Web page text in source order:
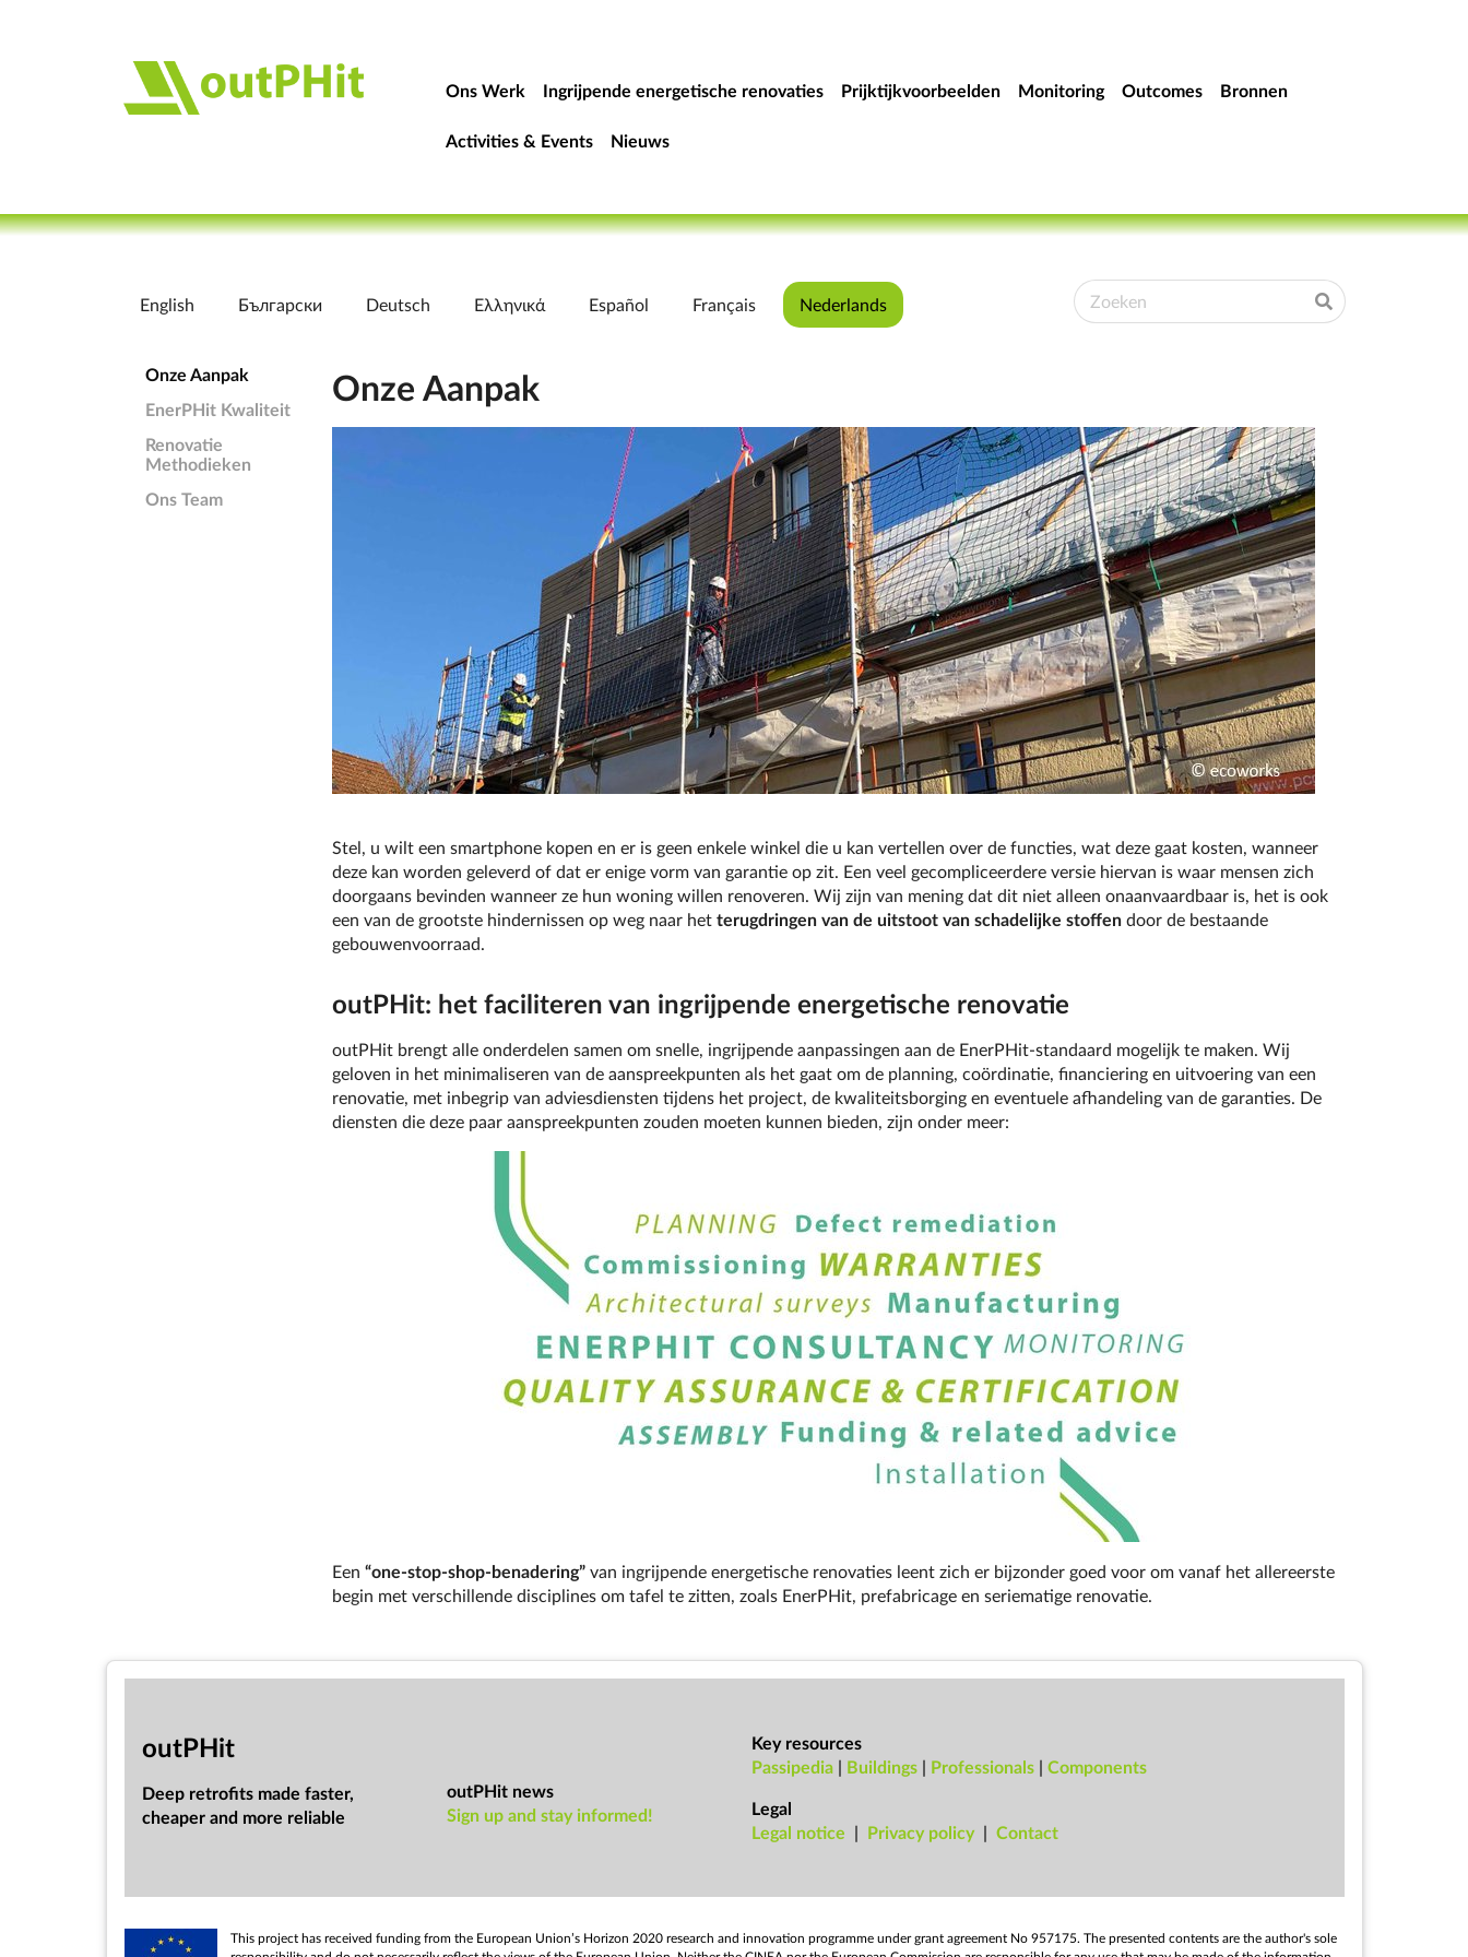
Ons Werk Ingrijpende energetische renovaties Prijktijkvoorbeelden Monitoring Outcomes Bronnen
Activities & Events Nieuws
English Български Deutsch Ελληνικά Español Français Nederlands
Onze Aanpak
EnerPHit Kwaliteit
Renovatie
Methodieken
Ons Team
Onze Aanpak
Stel, u wilt een smartphone kopen en er is geen enkele winkel die u kan vertellen over de functies, wat deze gaat kosten, wanneer
deze kan worden geleverd of dat er enige vorm van garantie op zit. Een veel gecompliceerdere versie hiervan is waar mensen zich
doorgaans bevinden wanneer ze hun woning willen renoveren. Wij zijn van mening dat dit niet alleen onaanvaardbaar is, het is ook
een van de grootste hindernissen op weg naar hetterugdringen van de uitstoot van schadelijke stoffen door de bestaande
gebouwenvoorraad.
outPHit: het faciliteren van ingrijpende energetische renovatie
outPHit brengt alle onderdelen samen om snelle, ingrijpende aanpassingen aan de EnerPHit-standaard mogelijk te maken. Wij
geloven in het minimaliseren van de aanspreekpunten als het gaat om de planning, coördinatie, financiering en uitvoering van een
renovatie, met inbegrip van adviesdiensten tijdens het project, de kwaliteitsborging en eventuele afhandeling van de garanties. De
diensten die deze paar aanspreekpunten zouden moeten kunnen bieden, zijn onder meer:
Een“one-stop-shop-benadering” van ingrijpende energetische renovaties leent zich er bijzonder goed voor om vanaf het allereerste
begin met verschillende disciplines om tafel te zitten, zoals EnerPHit, prefabricage en seriematige renovatie.
out­PHit
Deep ret­ro­fits made faster,
cheap­er and more re­li­able
outPHit news
Sign up and stay informed!
Key resources
Passipedia | Buildings | Professionals | Components
Legal
Leg­al no­tice | Pri­vacy policy | Con­tact
This pro­ject has re­ceived fund­ing from the European Uni­on’s Ho­ri­zon 2020 re­search and in­nov­a­tion pro­gramme un­der grant agree­ment No 957175. The presen­ted con­tents are the au­thor's sole